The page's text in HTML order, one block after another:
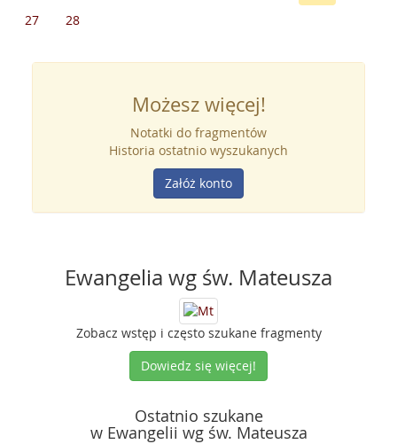
27
28
Możesz więcej!
Notatki do fragmentów
Historia ostatnio wyszukanych
Załóż konto
Ewangelia wg św. Mateusza
Zobacz wstęp i często szukane fragmenty
Dowiedz się więcej!
Ostatnio szukane
w Ewangelii wg św. Mateusza